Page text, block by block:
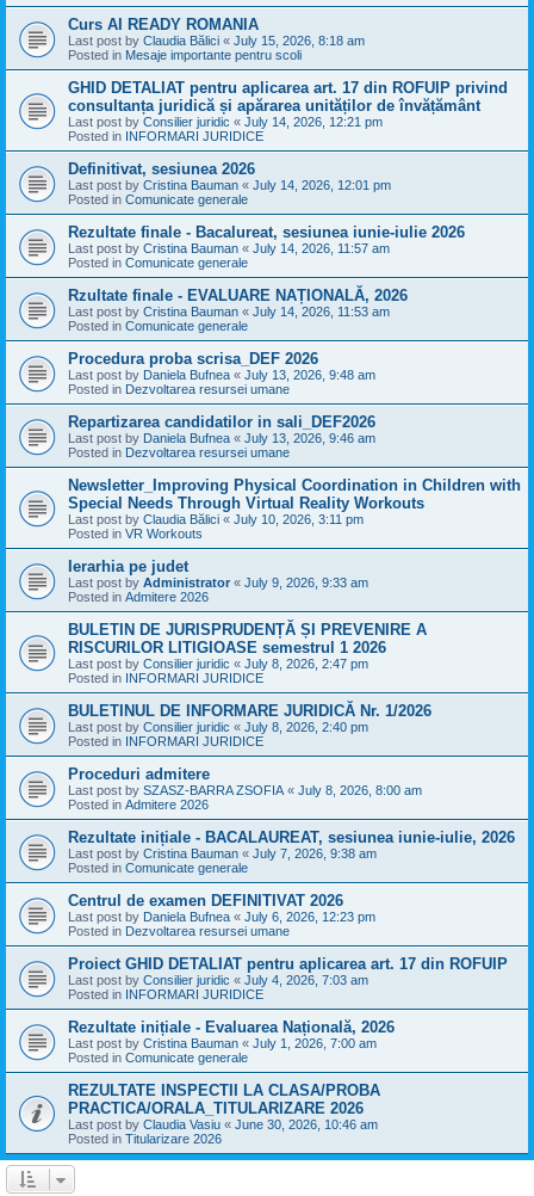
Curs AI READY ROMANIA
Last post by Claudia Bălici « July 15, 2026, 8:18 am
Posted in Mesaje importante pentru scoli
GHID DETALIAT pentru aplicarea art. 17 din ROFUIP privind
consultanța juridică și apărarea unităților de învățământ
Last post by Consilier juridic « July 14, 2026, 12:21 pm
Posted in INFORMARI JURIDICE
Definitivat, sesiunea 2026
Last post by Cristina Bauman « July 14, 2026, 12:01 pm
Posted in Comunicate generale
Rezultate finale - Bacalureat, sesiunea iunie-iulie 2026
Last post by Cristina Bauman « July 14, 2026, 11:57 am
Posted in Comunicate generale
Rzultate finale - EVALUARE NAȚIONALĂ, 2026
Last post by Cristina Bauman « July 14, 2026, 11:53 am
Posted in Comunicate generale
Procedura proba scrisa_DEF 2026
Last post by Daniela Bufnea « July 13, 2026, 9:48 am
Posted in Dezvoltarea resursei umane
Repartizarea candidatilor in sali_DEF2026
Last post by Daniela Bufnea « July 13, 2026, 9:46 am
Posted in Dezvoltarea resursei umane
Newsletter_Improving Physical Coordination in Children with
Special Needs Through Virtual Reality Workouts
Last post by Claudia Bălici « July 10, 2026, 3:11 pm
Posted in VR Workouts
Ierarhia pe judet
Last post by Administrator « July 9, 2026, 9:33 am
Posted in Admitere 2026
BULETIN DE JURISPRUDENȚĂ ȘI PREVENIRE A
RISCURILOR LITIGIOASE semestrul 1 2026
Last post by Consilier juridic « July 8, 2026, 2:47 pm
Posted in INFORMARI JURIDICE
BULETINUL DE INFORMARE JURIDICĂ Nr. 1/2026
Last post by Consilier juridic « July 8, 2026, 2:40 pm
Posted in INFORMARI JURIDICE
Proceduri admitere
Last post by SZASZ-BARRA ZSOFIA « July 8, 2026, 8:00 am
Posted in Admitere 2026
Rezultate inițiale - BACALAUREAT, sesiunea iunie-iulie, 2026
Last post by Cristina Bauman « July 7, 2026, 9:38 am
Posted in Comunicate generale
Centrul de examen DEFINITIVAT 2026
Last post by Daniela Bufnea « July 6, 2026, 12:23 pm
Posted in Dezvoltarea resursei umane
Proiect GHID DETALIAT pentru aplicarea art. 17 din ROFUIP
Last post by Consilier juridic « July 4, 2026, 7:03 am
Posted in INFORMARI JURIDICE
Rezultate inițiale - Evaluarea Națională, 2026
Last post by Cristina Bauman « July 1, 2026, 7:00 am
Posted in Comunicate generale
REZULTATE INSPECTII LA CLASA/PROBA
PRACTICA/ORALA_TITULARIZARE 2026
Last post by Claudia Vasiu « June 30, 2026, 10:46 am
Posted in Titularizare 2026